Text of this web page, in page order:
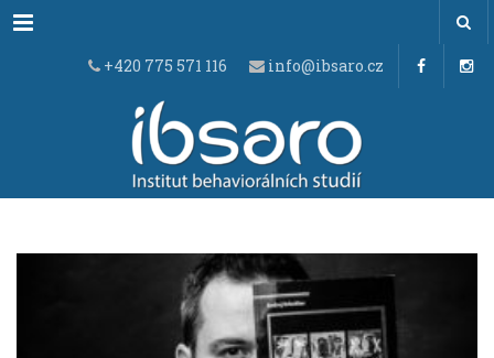
Menu
+420 775 571 116 info@ibsaro.cz